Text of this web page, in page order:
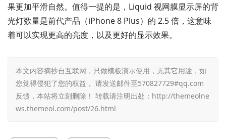
果更加平滑自然。值得一提的是，Liquid 视网膜显示屏的背
光灯数量是前代产品（iPhone 8 Plus）的 2.5 倍，这意味
着可以实现更高的亮度，以及更好的显示效果。
本文内容摘抄自互联网，只做模板演示使用，无其它用途，如
您觉得侵犯了您的权益， 请发送邮件至570827729#qq.com
反馈，本站将立刻删除！ 转载请注明出处： http://themeolne
ws.themeol.com/post/26.html